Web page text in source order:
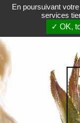
En poursuivant
services
✓ OK,